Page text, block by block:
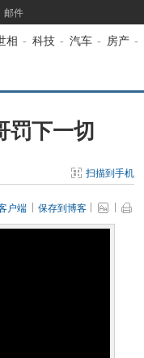
邮件
相 - 科技 - 汽车 - 房产 -
罚下一切
扫描到手机
户端 保存到博客